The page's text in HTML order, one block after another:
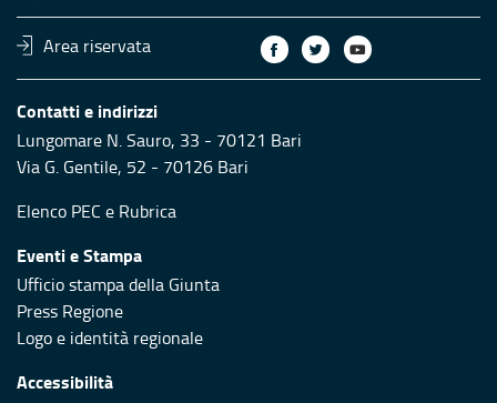
Area riservata
Contatti e indirizzi
Lungomare N. Sauro, 33 - 70121 Bari
Via G. Gentile, 52 - 70126 Bari
Elenco PEC e Rubrica
Eventi e Stampa
Ufficio stampa della Giunta
Press Regione
Logo e identità regionale
Accessibilità